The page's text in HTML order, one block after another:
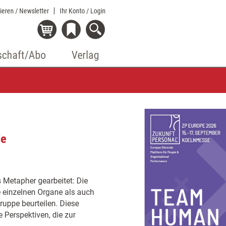
/ Newsletter Ihr Konto / Login
Abo Verlag
gearbeitet: Die
Organe als auch
beurteilen. Diese
Perspektiven, die zur